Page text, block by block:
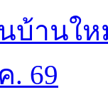
บ้านใ
. 69